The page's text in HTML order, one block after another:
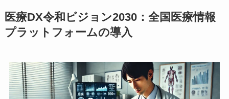
医療DX令和ビジョン2030：全国医療情報
プラットフォームの導入